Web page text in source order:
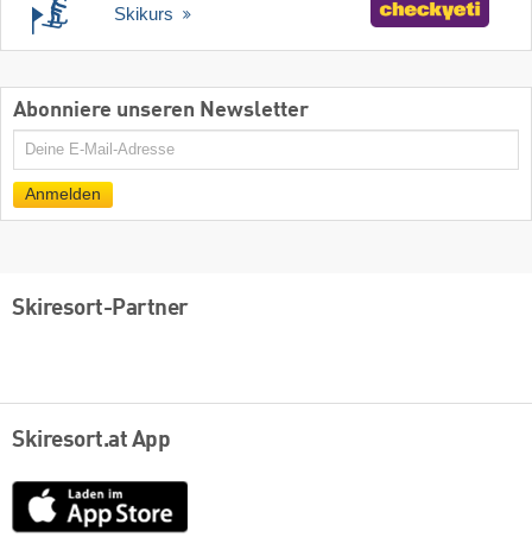
Skikurs
Abonniere unseren Newsletter
E-
Mail
Anmelden
Skiresort-Partner
Skiresort.at App
App
Store